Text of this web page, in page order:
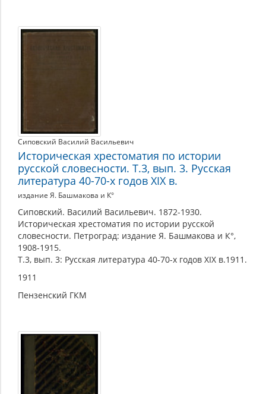
Сиповский Василий Васильевич
Историческая хрестоматия по истории
русской словесности. Т.3, вып. 3. Русская
литература 40-70-х годов XIX в.
издание Я. Башмакова и К°
Сиповский. Василий Васильевич. 1872-1930.
Историческая хрестоматия по истории русской
словесности. Петроград: издание Я. Башмакова и К°,
1908-1915.
Т.3, вып. 3: Русская литература 40-70-х годов XIX в.1911.
1911
Пензенский ГКМ